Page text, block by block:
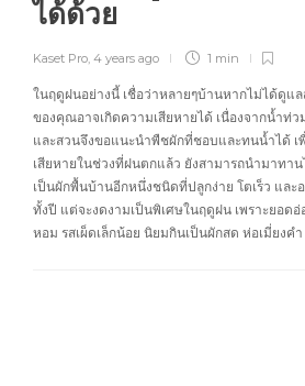
ได้ด้วย
Kaset Pro, 4 years ago 1 min
ในฤดูฝนอย่างนี้ เชื่อว่าหลายๆบ้านหากไม่ได้ดูแ
ของคุณอาจเกิดความเสียหายได้ เนื่องจากน้ำท่
และสวนจึงขอแนะนำพืชผักที่ชอบและทนน้ำได้ เ
เสียหายในช่วงที่ฝนตกแล้ว ยังสามารถนำมาท
เป็นผักพื้นบ้านอีกหนึ่งชนิดที่ปลูกง่าย โตเร็ว และ
ทั้งปี แต่จะงดงามเป็นพิเศษในฤดูฝน เพราะยอด
หอม รสเผ็ดเล็กน้อย นิยมกินเป็นผักสด ห่อเมี่ยง